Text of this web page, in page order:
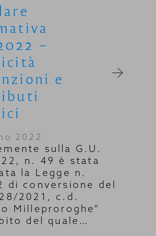
–
e
2022
sulla G.U.
n. 49 è stata
la Legge n.
di conversione del
2021, c.d.
Milleproroghe”
del quale…